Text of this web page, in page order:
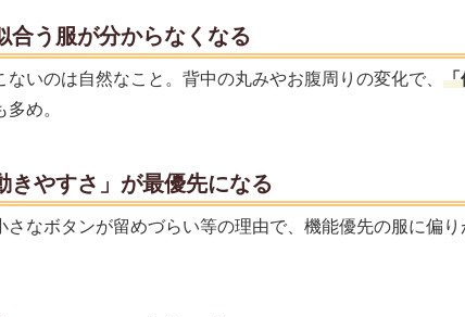
合う服が分からなくなる
いのは自然なこと。背中の丸みやお腹周りの変化で、 「
め。
きやすさ」が最優先になる
さなボタンが留めづらい等の理由で、機能優先の服に偏